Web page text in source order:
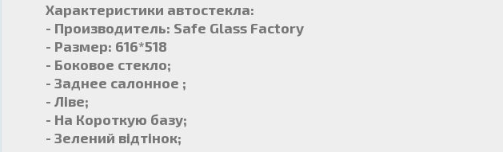
Характеристики автостекла:
- Производитель: Safe Glass Factory
- Размер: 616*518
- Боковое стекло;
- Заднее салонное ;
- Ліве;
- На Короткую базу;
- Зелений відтінок;